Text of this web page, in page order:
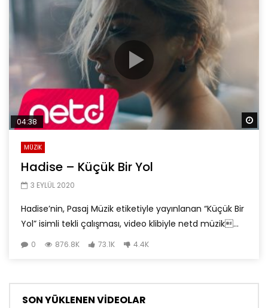
04:38
MÜZİK
Hadise – Küçük Bir Yol
3 EYLÜL 2020
Hadise’nin, Pasaj Müzik etiketiyle yayınlanan “Küçük Bir
Yol” isimli tekli çalışması, video klibiyle netd müzik...
0 876.8K 73.1K 4.4K
SON YÜKLENEN VİDEOLAR